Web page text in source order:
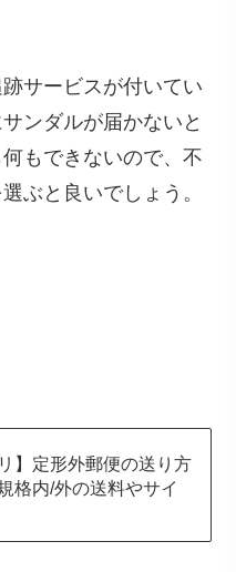
サービスが付いてい
ンダルが届かないと
もできないので、不
ぶと良いでしょう。
】定形外郵便の送り方
格内/外の送料やサイ